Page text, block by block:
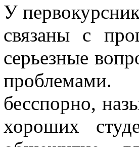
У
связаны с
серьезные
бесспорно,
хороших